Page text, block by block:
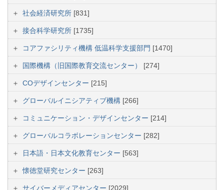
社会経済研究所 [831]
接合科学研究所 [1735]
コアファシリティ機構 低温科学支援部門 [1470]
国際機構（旧国際教育交流センター） [274]
COデザインセンター [215]
グローバルイニシアティブ機構 [266]
コミュニケーション・デザインセンター [214]
グローバルコラボレーションセンター [282]
日本語・日本文化教育センター [563]
懐徳堂研究センター [263]
サイバーメディアセンター [2029]